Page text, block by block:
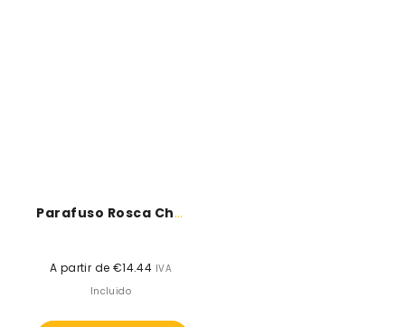
Parafuso Rosca Chapa Hexagonal
Preço
normal
A partir de €14.44 IVA
Incluido